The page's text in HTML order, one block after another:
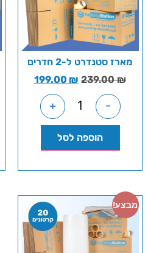
מארז סטנדרט ל-2 חדרים
239.00₪
199.00 ₪
-
+
הוספה לסל
מבצע!